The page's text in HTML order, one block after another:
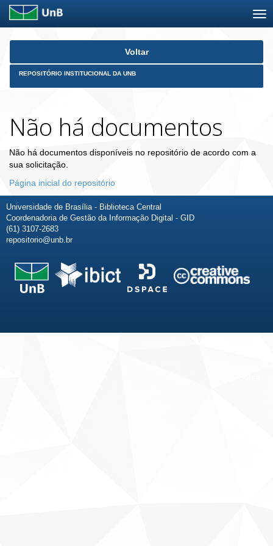
Skip
Voltar
REPOSITÓRIO INSTITUCIONAL DA UNB
Não há documentos
Não há documentos disponíveis no repositório de acordo com a
sua solicitação.
Página inicial do repositório
Universidade de Brasília - Biblioteca Central
Coordenadoria de Gestão da Informação Digital - GID
(61) 3107-2683
repositorio@unb.br